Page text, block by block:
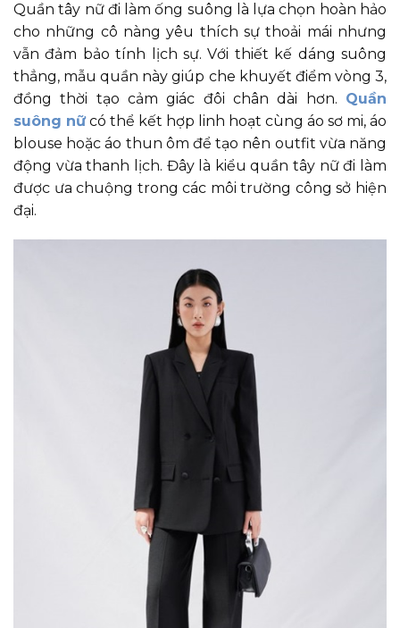
Quần tây nữ đi làm ống suông là lựa chọn hoàn hảo
cho những cô nàng yêu thích sự thoải mái nhưng
vẫn đảm bảo tính lịch sự. Với thiết kế dáng suông
thẳng, mẫu quần này giúp che khuyết điểm vòng 3,
đồng thời tạo cảm giác đôi chân dài hơn. Quần
suông nữcó thể kết hợp linh hoạt cùng áo sơ mi, áo
blouse hoặc áo thun ôm để tạo nên outfit vừa năng
động vừa thanh lịch. Đây là kiểu quần tây nữ đi làm
được ưa chuộng trong các môi trường công sở hiện
đại.